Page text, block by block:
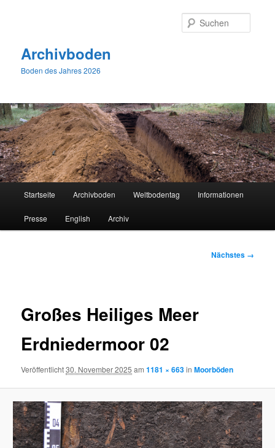
Archivboden
Boden des Jahres 2026
Startseite Archivboden Weltbodentag Informationen
Presse English Archiv
Nächstes →
Großes Heiliges Meer
Erdniedermoor 02
Veröffentlicht30. November 2025 am1181 × 663inMoorböden